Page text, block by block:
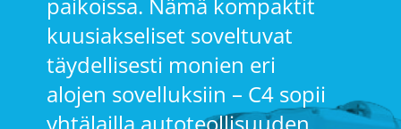
kuusiakseliset soveltuvat
täydellisesti monien eri
alojen sovelluksiin – C4 sopii